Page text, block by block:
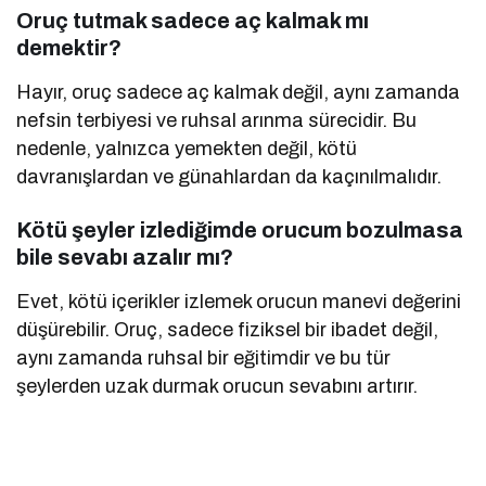
Oruç tutmak sadece aç kalmak mı
demektir?
Hayır, oruç sadece aç kalmak değil, aynı zamanda
nefsin terbiyesi ve ruhsal arınma sürecidir. Bu
nedenle, yalnızca yemekten değil, kötü
davranışlardan ve günahlardan da kaçınılmalıdır.
Kötü şeyler izlediğimde orucum bozulmasa
bile sevabı azalır mı?
Evet, kötü içerikler izlemek orucun manevi değerini
düşürebilir. Oruç, sadece fiziksel bir ibadet değil,
aynı zamanda ruhsal bir eğitimdir ve bu tür
şeylerden uzak durmak orucun sevabını artırır.